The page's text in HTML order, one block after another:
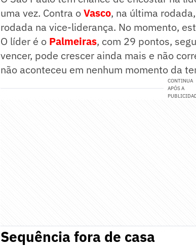
uma vez. Contra oVasco, na última
rodada na vice-liderança. No momento,
O líder é o Palmeiras, com 29 pontos,
vencer, pode crescer ainda mais e não
não aconteceu em nenhum momento da
CONTINUA
APÓS A
Sequência fora de casa